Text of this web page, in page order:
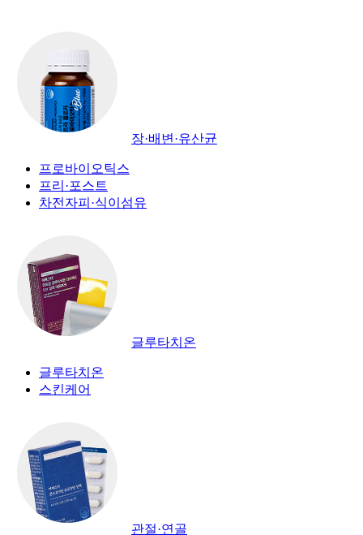
장·배변·유산균
프로바이오틱스
프리·포스트
차전자피·식이섬유
글루타치온
글루타치온
스킨케어
관절·연골